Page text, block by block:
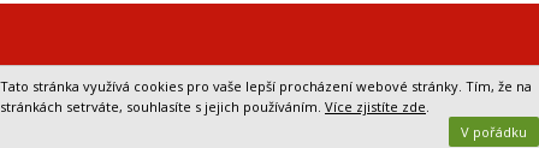
Přepnout na klasickou verzi webu
Tato stránka využívá cookies pro vaše lepší procházení webové stránky. Tím, že na
stránkách setrváte, souhlasíte s jejich používáním. Více zjistíte zde.
V pořádku